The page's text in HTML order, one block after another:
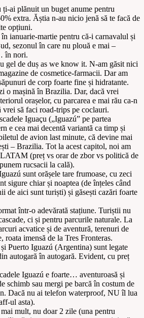
ai plănuit un buget anume pentru
extra. Ăștia n-au nicio jenă să te facă de
opțiuni.
ianuarie-martie pentru că-i carnavalul și
sezonul în care nu plouă e mai –
în nori.
gel de duș as we know it. N-am găsit nici
de cosmetice-farmacii. Dar am
de corp foarte fine și hidratante.
o mașină în Brazilia. Dar, dacă vrei
orașelor, cu parcarea e mai rău ca-n
să faci road-trips pe coclauri.
Iguaçu („Iguazú” pe partea
e cea mai decentă variantă ca timp și
de avion last minute, că devine mai
– Brazilia. Tot la acest capitol, noi am
(preț vs orar de zbor vs politică de
rucsacii la cală).
sunt orășele tare frumoase, cu zeci
sigure chiar și noaptea (de înțeles când
de aici sunt turiști) și găsești cazări foarte
într-o adevărată stațiune. Turiștii nu
ci și pentru parcurile naturale. La
acvatice și de aventură, terenuri de
roata imensă de la Tres Fronteras.
Puerto Iguazú (Argentina) sunt legate
autogară în autogară. Evident, cu preț
Iguazú e foarte… aventuroasă și
schimb sau mergi pe barcă în costum de
Dacă nu ai telefon waterproof, NU îl lua
ul asta).
mult, nu doar 2 zile (una pentru